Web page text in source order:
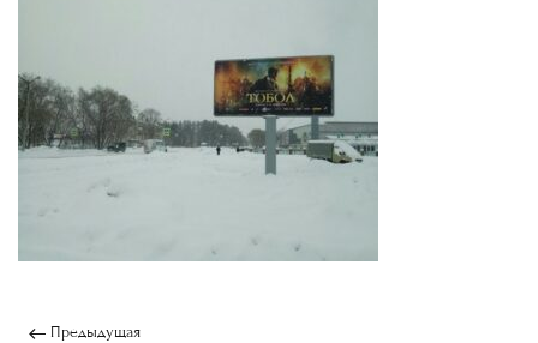
Предыдущая